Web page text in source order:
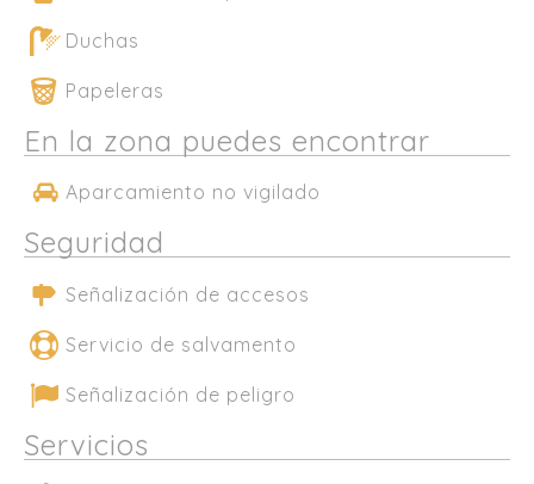
Duchas
Papeleras
En la zona puedes encontrar
Aparcamiento no vigilado
Seguridad
Señalización de accesos
Servicio de salvamento
Señalización de peligro
Servicios